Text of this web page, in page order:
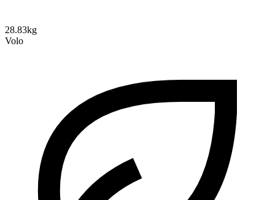
28.83kg
Volo